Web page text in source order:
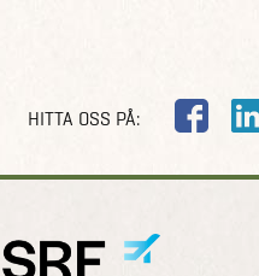
HITTA OSS PÅ: